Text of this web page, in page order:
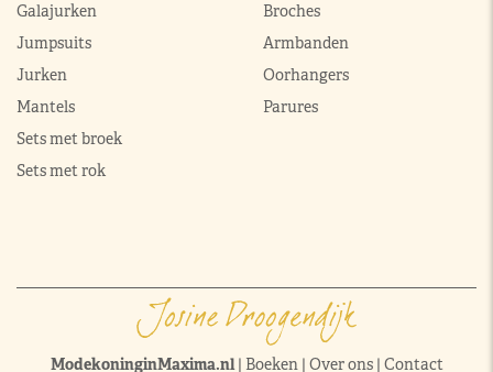
Galajurken
Jumpsuits
Jurken
Mantels
Sets met broek
Sets met rok
Broches
Armbanden
Oorhangers
Parures
ModekoninginMaxima.nl| Boeken| Over ons| Contact